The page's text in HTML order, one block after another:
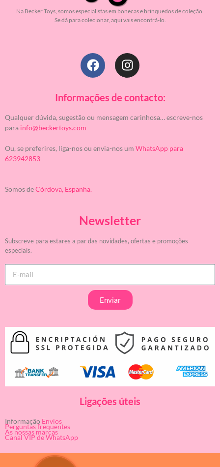
Na Becker Toys, somos especialistas em bonecas e brinquedos de coleção.
Se dá para colecionar, aqui vais encontrá-lo.
Informações de contacto:
Qualquer dúvida, sugestão ou mensagem carinhosa… escreve-nos
para info@beckertoys.com
Ou, se preferires, liga-nos ou envia-nos um WhatsApp para
623942853
Somos deCórdova, Espanha.
Newsletter
Subscreve para estares a par das novidades, ofertas e promoções
especiais.
Enviar
Ligações úteis
Informação Envios
Perguntas frequentes
As nossas marcas
Canal VIP de WhatsApp